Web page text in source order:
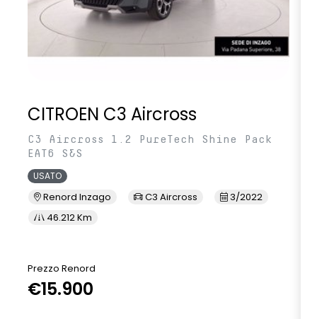
CITROEN C3 Aircross
C3 Aircross 1.2 PureTech Shine Pack
EAT6 S&S
USATO
Renord Inzago C3 Aircross
3/2022
46.212 Km
Prezzo Renord
€15.900